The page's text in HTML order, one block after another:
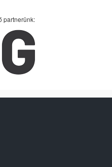
partnerünk: